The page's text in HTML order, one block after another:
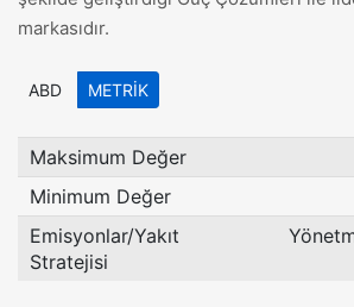
markasıdır.
ABD METRIK
Maksimum Değer
Minimum Değer
Emisyonlar/Yakıt
Stratejisi